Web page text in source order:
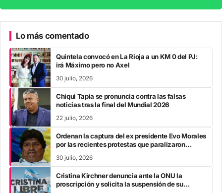
Lo más comentado
Quintela convocó en La Rioja a un KM 0 del PJ:
irá Máximo pero no Axel
30 julio, 2026
Chiqui Tapia se pronuncia contra las falsas
noticias tras la final del Mundial 2026
22 julio, 2026
Ordenan la captura del ex presidente Evo Morales
por las recientes protestas que paralizaron
30 julio, 2026
Cristina Kirchner denuncia ante la ONU la
proscripción y solicita la suspensión de su